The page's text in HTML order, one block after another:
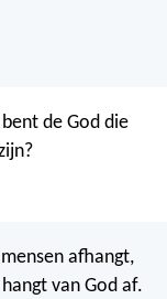
bent de God die
mensen afhangt,
van God af.